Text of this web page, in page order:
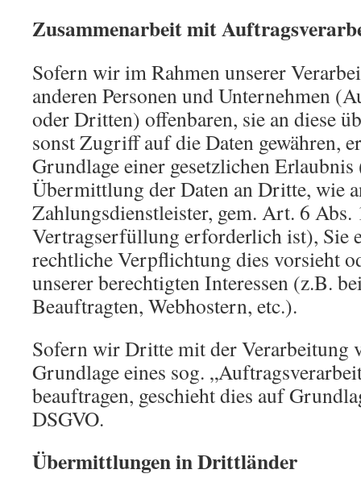
Zusammenarbeit mit
Sofern wir im Rahmen unserer
anderen Personen und Unternehmen
oder Dritten) offenbaren, sie an diese
sonst Zugriff auf die Daten gewähren,
Grundlage einer gesetzlichen
Übermittlung der Daten an Dritte, wie
Zahlungsdienstleister, gem. Art. 6
Vertragserfüllung erforderlich ist), Sie
rechtliche Verpflichtung dies vorsieht
unserer berechtigten Interessen (z.B.
Beauftragten, Webhostern, etc.).
Sofern wir Dritte mit der Verarbeitung
Grundlage eines sog.
beauftragen, geschieht dies auf
DSGVO.
Übermittlungen in Drittländer